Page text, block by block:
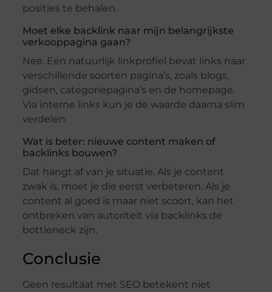
posities te behalen.
Moet elke backlink naar mijn belangrijkste
verkooppagina gaan?
Nee. Een natuurlijk linkprofiel bevat links naar
verschillende soorten pagina’s, zoals blogs,
gidsen, categoriepagina’s en de homepage.
Via interne links kun je de waarde daarna slim
verdelen.
Wat is beter: nieuwe content maken of
backlinks bouwen?
Dat hangt af van je situatie. Als je content
zwak is, moet je die eerst verbeteren. Als je
content al goed is maar niet scoort, kan het
ontbreken van autoriteit via backlinks de
bottleneck zijn.
Conclusie
Geen resultaat met SEO betekent niet